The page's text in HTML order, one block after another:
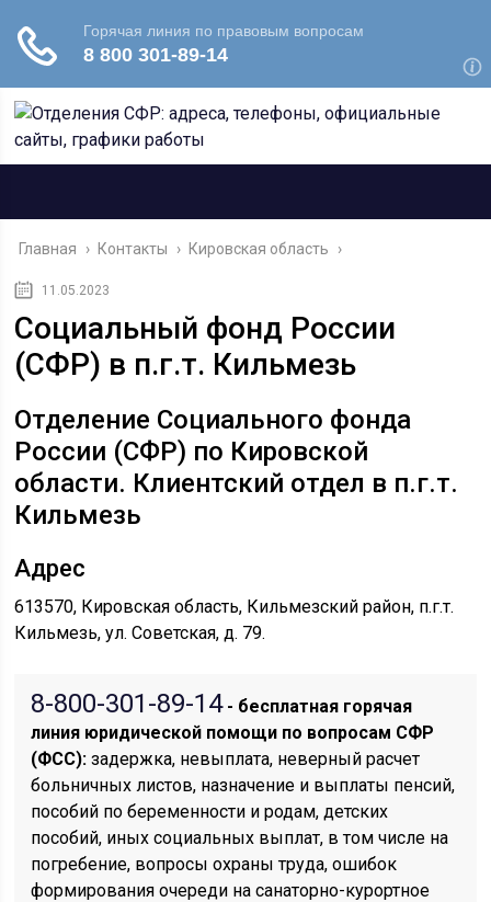
Главная › Контакты › Кировская область ›
11.05.2023
Социальный фонд России
(СФР) в п.г.т. Кильмезь
Отделение Социального фонда
России (СФР) по Кировской
области. Клиентский отдел в п.г.т.
Кильмезь
Адрес
613570, Кировская область, Кильмезский район, п.г.т.
Кильмезь, ул. Советская, д. 79.
8-800-301-89-14- бесплатная горячая
линия юридической помощи по вопросам CФР
(ФСС): задержка, невыплата, неверный расчет
больничных листов, назначение и выплаты пенсий,
пособий по беременности и родам, детских
пособий, иных социальных выплат, в том числе на
погребение, вопросы охраны труда, ошибок
формирования очереди на санаторно-курортное